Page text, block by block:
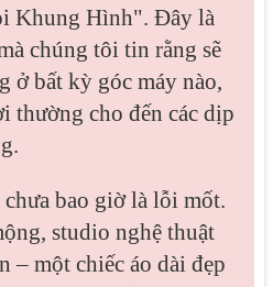
Khung Hình". Đây là
chúng tôi tin rằng sẽ
ở bất kỳ góc máy nào,
thường cho đến các dịp
bao giờ là lỗi mốt.
studio nghệ thuật
– một chiếc áo dài đẹp